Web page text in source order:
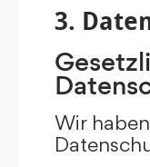
3.
Wir